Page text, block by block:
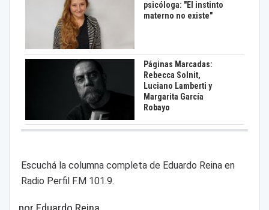
psicóloga: "El instinto
materno no existe"
Páginas Marcadas:
Rebecca Solnit,
Luciano Lamberti y
Margarita García
Robayo
Escuchá la columna completa de Eduardo Reina en
Radio Perfil F.M 101.9.